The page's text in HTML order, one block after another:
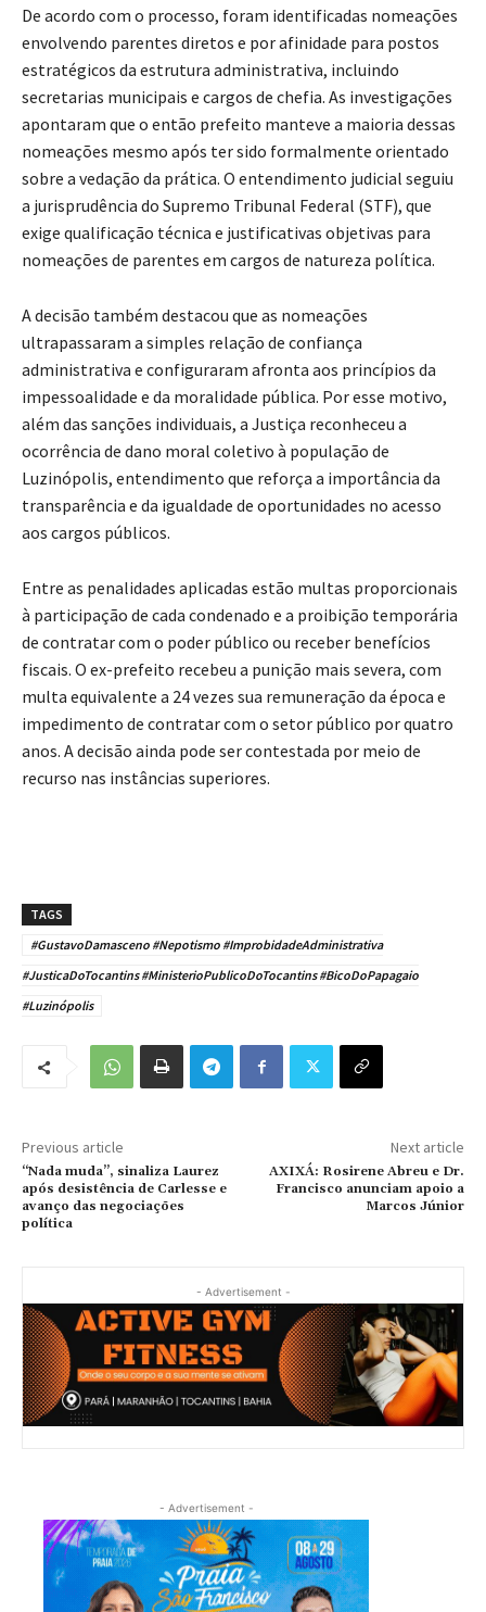
De acordo com o processo, foram identificadas nomeações
envolvendo parentes diretos e por afinidade para postos
estratégicos da estrutura administrativa, incluindo
secretarias municipais e cargos de chefia. As investigações
apontaram que o então prefeito manteve a maioria dessas
nomeações mesmo após ter sido formalmente orientado
sobre a vedação da prática. O entendimento judicial seguiu
a jurisprudência do Supremo Tribunal Federal (STF), que
exige qualificação técnica e justificativas objetivas para
nomeações de parentes em cargos de natureza política.
A decisão também destacou que as nomeações
ultrapassaram a simples relação de confiança
administrativa e configuraram afronta aos princípios da
impessoalidade e da moralidade pública. Por esse motivo,
além das sanções individuais, a Justiça reconheceu a
ocorrência de dano moral coletivo à população de
Luzinópolis, entendimento que reforça a importância da
transparência e da igualdade de oportunidades no acesso
aos cargos públicos.
Entre as penalidades aplicadas estão multas proporcionais
à participação de cada condenado e a proibição temporária
de contratar com o poder público ou receber benefícios
fiscais. O ex-prefeito recebeu a punição mais severa, com
multa equivalente a 24 vezes sua remuneração da época e
impedimento de contratar com o setor público por quatro
anos. A decisão ainda pode ser contestada por meio de
recurso nas instâncias superiores.
TAGS
#GustavoDamasceno #Nepotismo #ImprobidadeAdministrativa
#JusticaDoTocantins #MinisterioPublicoDoTocantins #BicoDoPapagaio
#Luzinópolis
Previous article
“Nada muda”, sinaliza Laurez
após desistência de Carlesse e
avanço das negociações
política
Next article
AXIXÁ: Rosirene Abreu e Dr.
Francisco anunciam apoio a
Marcos Júnior
- Advertisement -
- Advertisement -